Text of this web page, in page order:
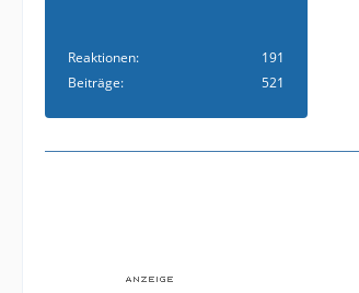
Reaktionen
191
Beiträge
521